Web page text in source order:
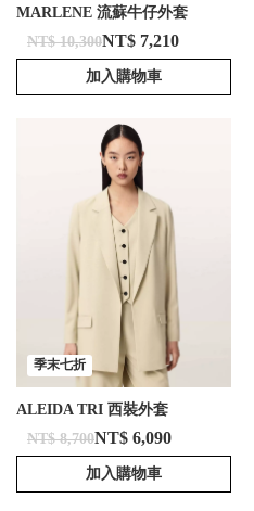
MARLENE 流蘇牛仔外套
NT$ 10,300NT$ 7,210
加入購物車
季末七折
ALEIDA TRI 西裝外套
NT$ 8,700NT$ 6,090
加入購物車